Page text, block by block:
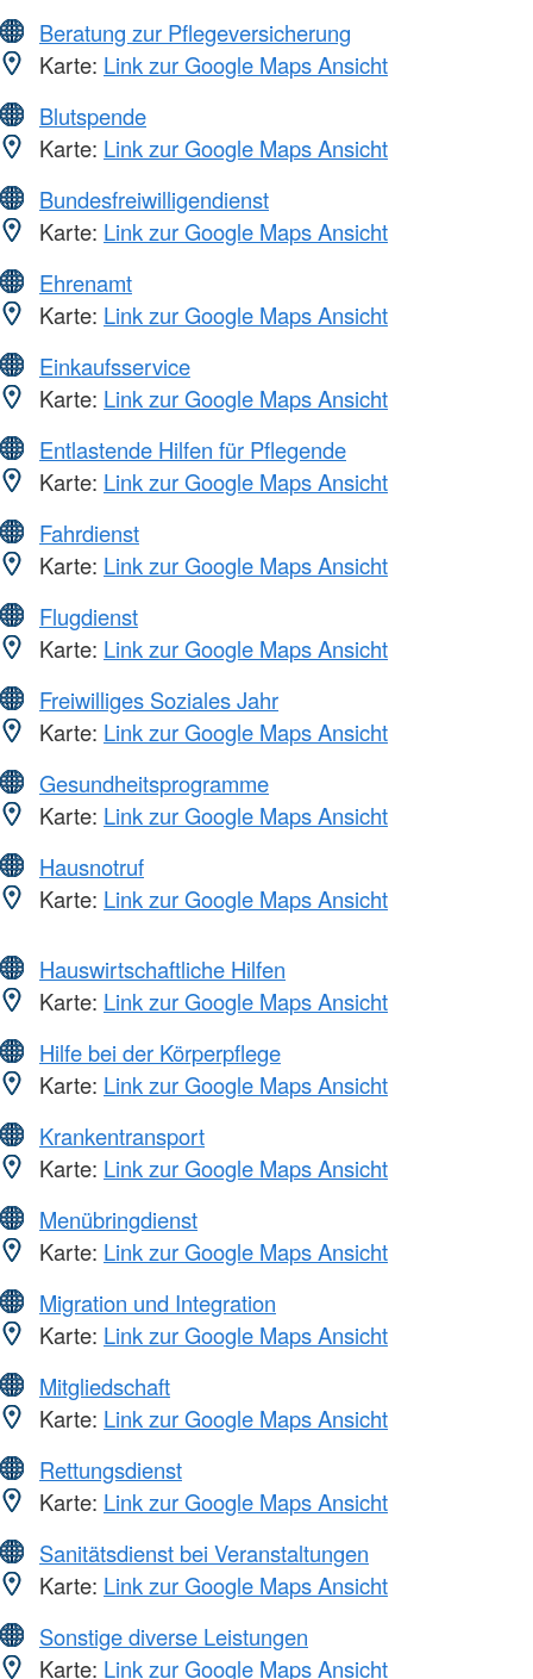
Beratung zur Pflegeversicherung
Karte: Link zur Google Maps Ansicht
Blutspende
Karte: Link zur Google Maps Ansicht
Bundesfreiwilligendienst
Karte: Link zur Google Maps Ansicht
Ehrenamt
Karte: Link zur Google Maps Ansicht
Einkaufsservice
Karte: Link zur Google Maps Ansicht
Entlastende Hilfen für Pflegende
Karte: Link zur Google Maps Ansicht
Fahrdienst
Karte: Link zur Google Maps Ansicht
Flugdienst
Karte: Link zur Google Maps Ansicht
Freiwilliges Soziales Jahr
Karte: Link zur Google Maps Ansicht
Gesundheitsprogramme
Karte: Link zur Google Maps Ansicht
Hausnotruf
Karte: Link zur Google Maps Ansicht
Hauswirtschaftliche Hilfen
Karte: Link zur Google Maps Ansicht
Hilfe bei der Körperpflege
Karte: Link zur Google Maps Ansicht
Krankentransport
Karte: Link zur Google Maps Ansicht
Menübringdienst
Karte: Link zur Google Maps Ansicht
Migration und Integration
Karte: Link zur Google Maps Ansicht
Mitgliedschaft
Karte: Link zur Google Maps Ansicht
Rettungsdienst
Karte: Link zur Google Maps Ansicht
Sanitätsdienst bei Veranstaltungen
Karte: Link zur Google Maps Ansicht
Sonstige diverse Leistungen
Karte: Link zur Google Maps Ansicht